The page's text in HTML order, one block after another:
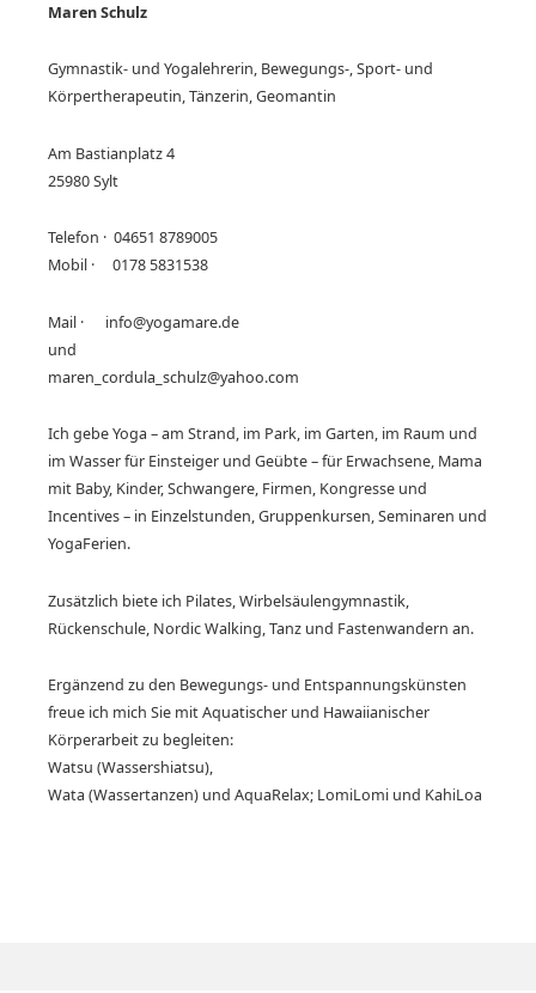
Maren Schulz
Gymnastik- und Yogalehrerin, Bewegungs-, Sport- und
Körpertherapeutin, Tänzerin, Geomantin
Am Bastianplatz 4
25980 Sylt
Telefon · 04651 8789005
Mobil · 0178 5831538
Mail · info@yogamare.de
und
maren_cordula_schulz@yahoo.com
Ich gebe Yoga – am Strand, im Park, im Garten, im Raum und
im Wasser für Einsteiger und Geübte – für Erwachsene, Mama
mit Baby, Kinder, Schwangere, Firmen, Kongresse und
Incentives – in Einzelstunden, Gruppenkursen, Seminaren und
YogaFerien.
Zusätzlich biete ich Pilates, Wirbelsäulengymnastik,
Rückenschule, Nordic Walking, Tanz und Fastenwandern an.
Ergänzend zu den Bewegungs- und Entspannungskünsten
freue ich mich Sie mit Aquatischer und Hawaiianischer
Körperarbeit zu begleiten:
Watsu (Wassershiatsu),
Wata (Wassertanzen) und AquaRelax; LomiLomi und KahiLoa